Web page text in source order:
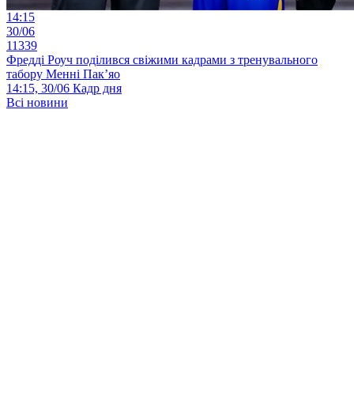
14:15
30/06
11339
Фредді Роуч поділився свіжими кадрами з тренувального
табору Менні Пак’яо
14:15, 30/06 Кадр дня
Всі новини